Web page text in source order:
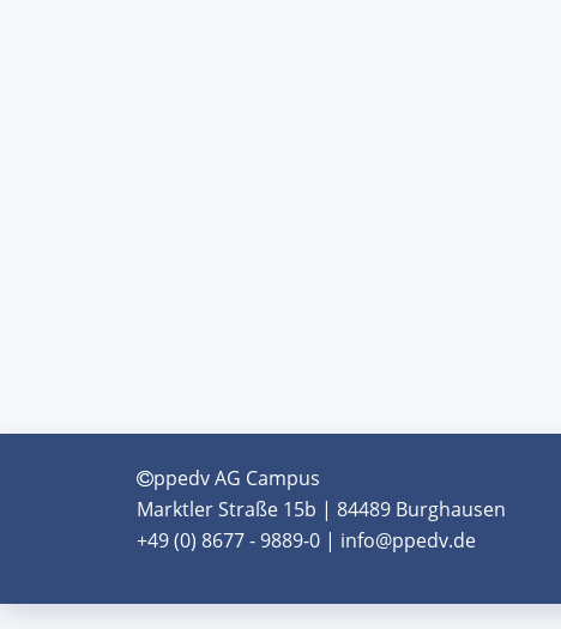
ppedv AG Campus
Marktler Straße 15b | 84489 Burghausen
+49 (0) 8677 - 9889-0 | info@ppedv.de